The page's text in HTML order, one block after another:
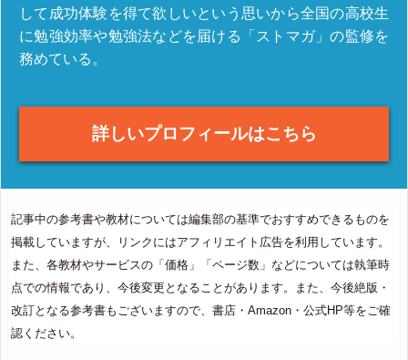
して成功体験を得て欲しいという思いから全国の高校生
に勉強効率や勉強法などを届ける「ストマガ」の監修を
務めている。
詳しいプロフィールはこちら
記事中の参考書や教材については編集部の基準でおすすめできるものを
掲載していますが、リンクにはアフィリエイト広告を利用しています。
また、各教材やサービスの「価格」「ページ数」などについては執筆時
点での情報であり、今後変更となることがあります。また、今後絶版・
改訂となる参考書もございますので、書店・Amazon・公式HP等をご確
認ください。